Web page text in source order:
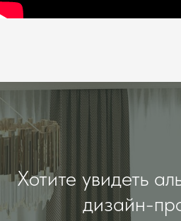
Хотите увидеть
дизайн-